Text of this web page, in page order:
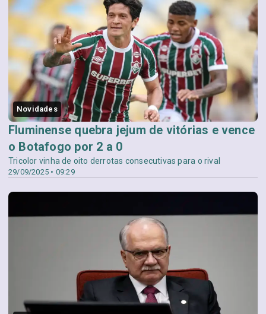
Novidades
29/09/2025 • 09:29
Fluminense quebra jejum de vitórias e vence
o Botafogo por 2 a 0
Tricolor vinha de oito derrotas consecutivas para o rival